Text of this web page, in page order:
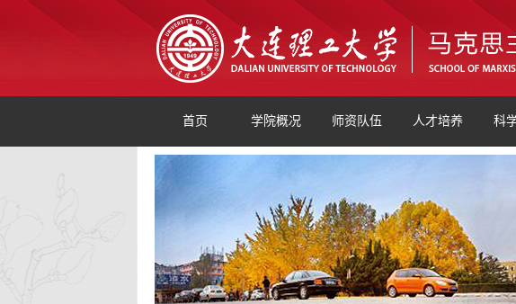
首页 学院概况 师资队伍 人才培养 科